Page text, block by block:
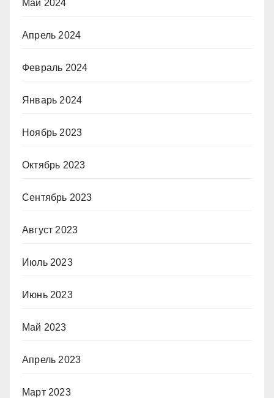
Май 2024
Апрель 2024
Февраль 2024
Январь 2024
Ноябрь 2023
Октябрь 2023
Сентябрь 2023
Август 2023
Июль 2023
Июнь 2023
Май 2023
Апрель 2023
Март 2023